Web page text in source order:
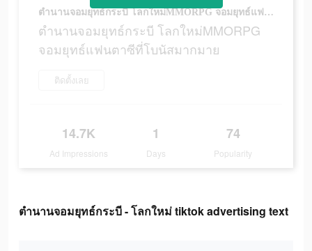
ตำนานจอมยุทธ์กระบี โลกใหม่MMORPG จอมยุทธ์แฟนตาซีที่โบนัสมากมาย
ตำนานจอมยุทธ์กระบี โลกใหม่MMORPG
จอมยุทธ์แฟนตาซีที่โบนัสมากมาย
ติดตั้งเลย
14.7K
Ad Impressions
1
Days
74
Popularity
ตำนานจอมยุทธ์กระบี - โลกใหม่ tiktok advertising text